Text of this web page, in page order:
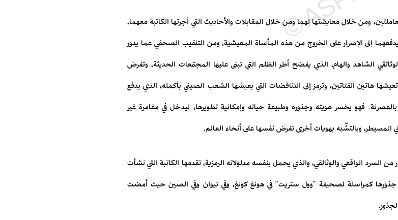
ومن خلال معايشتها لهما ومن خلال المقابلات والأحاديث التي أجرتها الكاتبة معهما،
إلى الإصرار على الخروج من هذه المأساة المعيشية، ومن التنقيب الصحفي عما يدور
الشاهد والهام، الذي يفضح أطر الظلم التي تبنى عليها المجتمعات الحديثة، وتفرض
هاتين الفتاتين، وترمز إلى التناقضات التي يعيشها الشعب الصيني بأكمله، الذي يدفع
فهو يخسر هويته وجذوره وطبيعة حياته وإمكانية تطويرها، ليدخل في مغامرة غير
المسيطر، وبالتشّبه بهويات أخرى تفرض نفسها على أنحاء العالم.
السرد الواقعي والوثائقي، والذي يحمل بنفسه مدلولاته الرمزية، تقدمها الكاتبة التي نشأت
جذورها كمراسلة لصحيفة "وول ستريت" في هونغ كونغ، وفي تيوان وفي الصين حيث أمضت